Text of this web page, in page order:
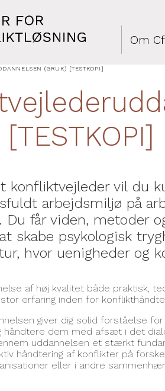
Om
(GRUK) [TESTKOPI]
[TESTKOPI]
konfliktvejleder vil du
arbejdsmiljø på
Du får viden, metoder
skabe psykologisk
hvor uenigheder og
af høj kvalitet både praktisk,
erfaring inden for
giver dig solid forståelse
dem med afsæt i det
uddannelsen et stærkt
håndtering af konflikter på
eller i andre